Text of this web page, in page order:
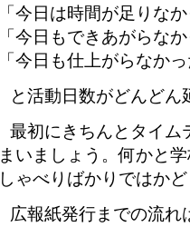
「今日は時間が足りな
「今日もできあがらな
「今日も仕上がらなか
と活動日数がどんどん
最初にきちんとタイム
まいましょう。何かと
しゃべりばかりではか
広報紙発行までの流れ